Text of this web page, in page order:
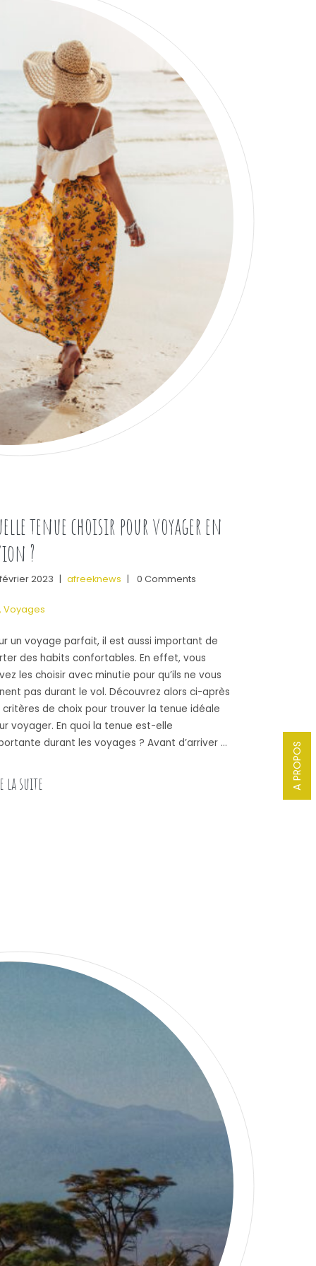
A PROPOS
tenue choisir pour voyager en
?
2023 | afreeknews | 0 Comments
, Voyages
un voyage parfait, il est aussi important de
des habits confortables. En effet, vous
les choisir avec minutie pour qu’ils ne vous
pas durant le vol. Découvrez alors ci-après
critères de choix pour trouver la tenue idéale
voyager. En quoi la tenue est-elle
durant les voyages ? Avant d’arriver …
la suite